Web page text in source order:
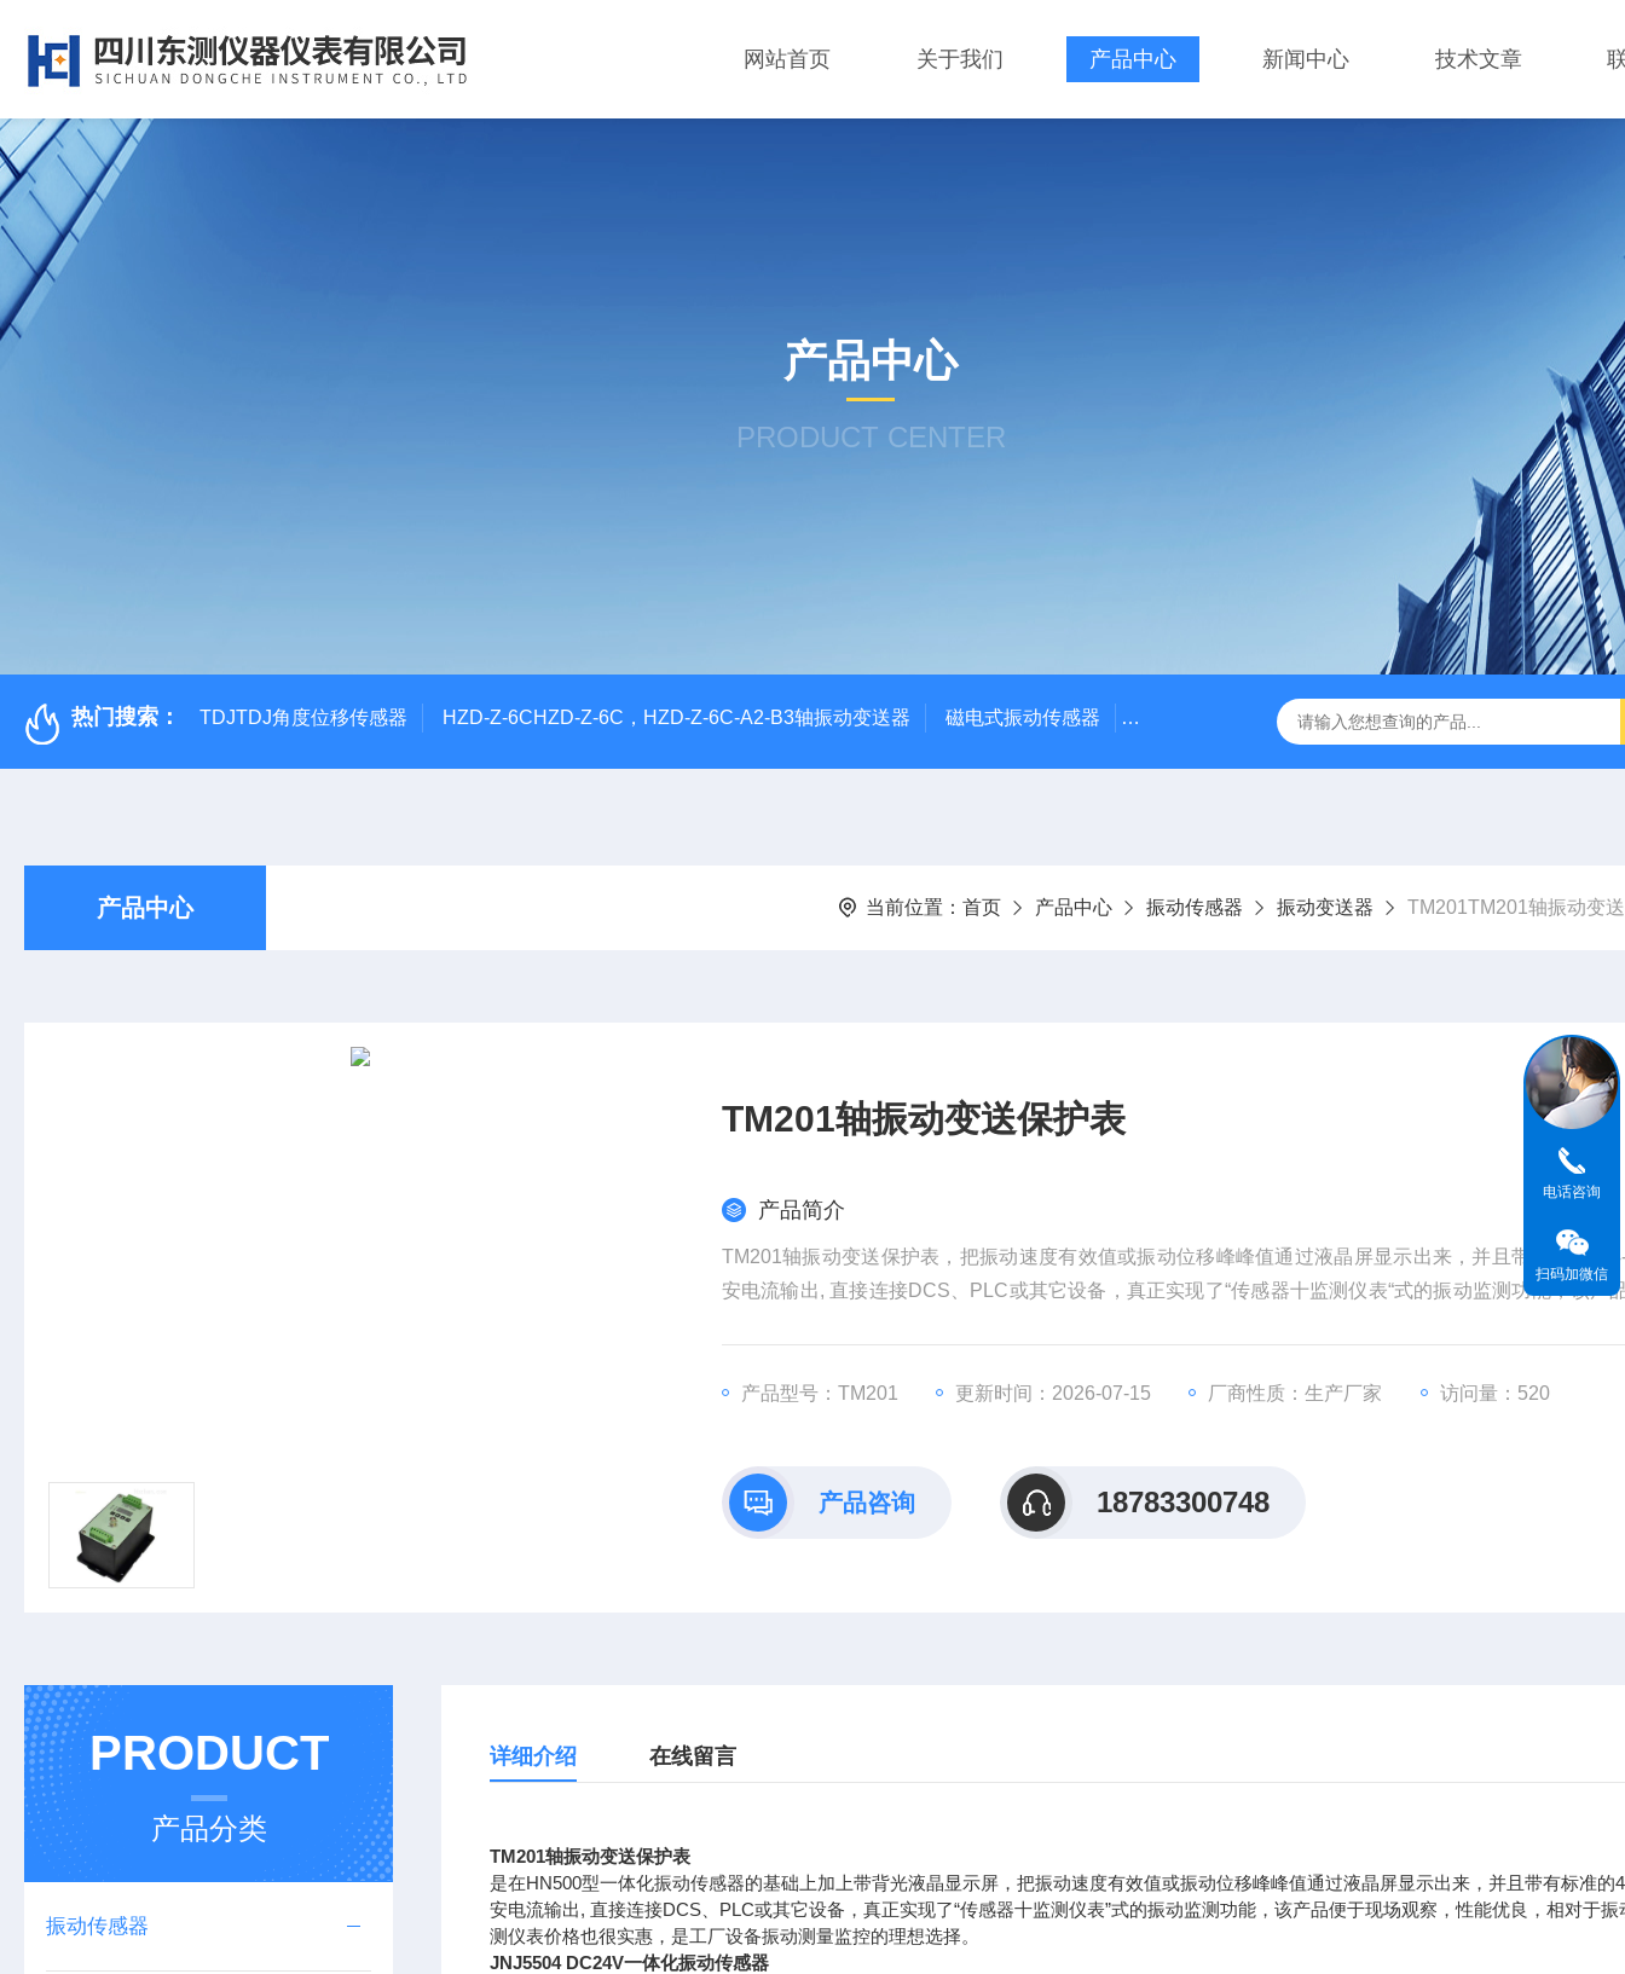
网站首页 关于我们 产品中心 新闻中心 技术文章
产品中心
PRODUCT CENTER
热门搜索： TDJTDJ角度位移传感器 HZD-Z-6CHZD-Z-6C，HZD-Z-6C-A2-B3轴振动变送器 磁电式振动传感器 NE3100电涡流位移传感器 三轴振动传感器 加速度
产品中心 当前位置： 首页 产品中心 振动传感器 振动变送器 TM201TM201轴振动变
TM201轴振动变送保护表
产品简介
TM201轴振动变送保护表，把振动速度有效值或振动位移峰峰值通过液晶屏显示出来，并且带有标准的
安电流输出, 直接连接DCS、PLC或其它设备，真正实现了“传感器十监测仪表“式的振动监测功能，该产
产品型号：TM201 更新时间：2026-07-15 厂商性质：生产厂家 访问量：520
产品咨询 18783300748
PRODUCT
产品分类
振动传感器
详细介绍 在线留言
TM201轴振动变送保护表
是在HN500型一体化振动传感器的基础上加上带背光液晶显示屏，把振动速度有效值或振动位移峰峰值通过液晶屏显示出来，并且带有标准的
安电流输出, 直接连接DCS、PLC或其它设备，真正实现了“传感器十监测仪表”式的振动监测功能，该产品便于现场观察，性能优良，相对于振
测仪表价格也很实惠，是工厂设备振动测量监控的理想选择。
JNJ5504 DC24V一体化振动传感器
电话咨询
扫码加微信